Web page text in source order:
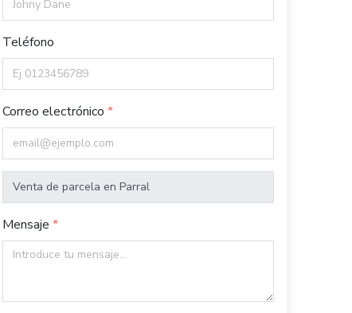
Teléfono
Correo electrónico
Mensaje